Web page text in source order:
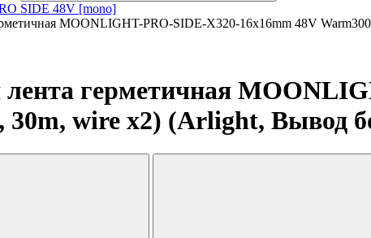
SIDE 48V [mono]
MOONLIGHT-PRO-SIDE-X320-16x16mm 48V
лента герметичная
30m, wire x2) (Arlight, Вывод